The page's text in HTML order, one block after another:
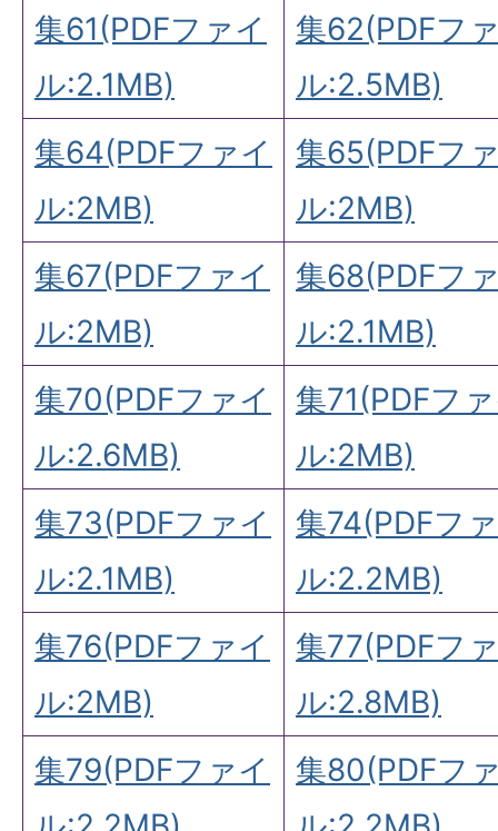
集61(PDFファイ
ル:2.1MB)
集62(PDFフ
ル:2.5MB)
集64(PDFファイ
ル:2MB)
集65(PDFフ
ル:2MB)
集67(PDFファイ
ル:2MB)
集68(PDFフ
ル:2.1MB)
集70(PDFファイ
ル:2.6MB)
集71(PDFフ
ル:2MB)
集73(PDFファイ
ル:2.1MB)
集74(PDFフ
ル:2.2MB)
集76(PDFファイ
ル:2MB)
集77(PDFフ
ル:2.8MB)
集79(PDFファイ
集80(PDFフ